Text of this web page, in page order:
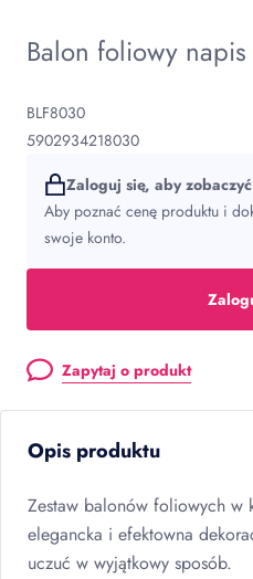
Balon foliowy
BLF8030
5902934218030
Zaloguj się, aby
Aby poznać cenę produktu i
swoje konto.
Zapytaj o produkt
Opis produktu
Zestaw balonów foliowych w
elegancka i efektowna
uczuć w wyjątkowy sposób.